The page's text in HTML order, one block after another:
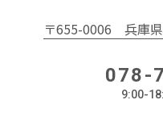
〒655-0006 兵庫
078-
9:00-